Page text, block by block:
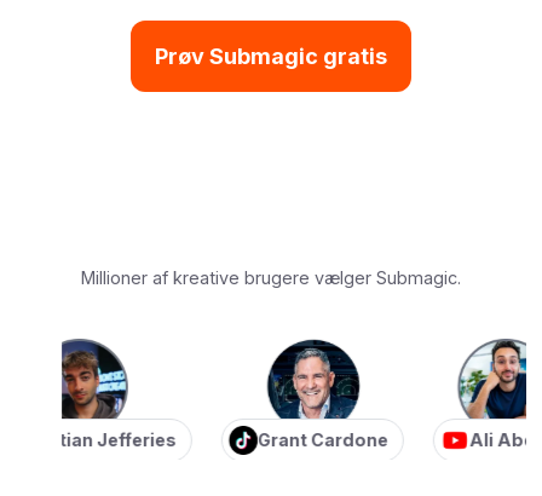
Prøv Submagic gratis
Millioner af kreative brugere vælger Submagic.
Jefferies Grant Cardone Ali Abdaal